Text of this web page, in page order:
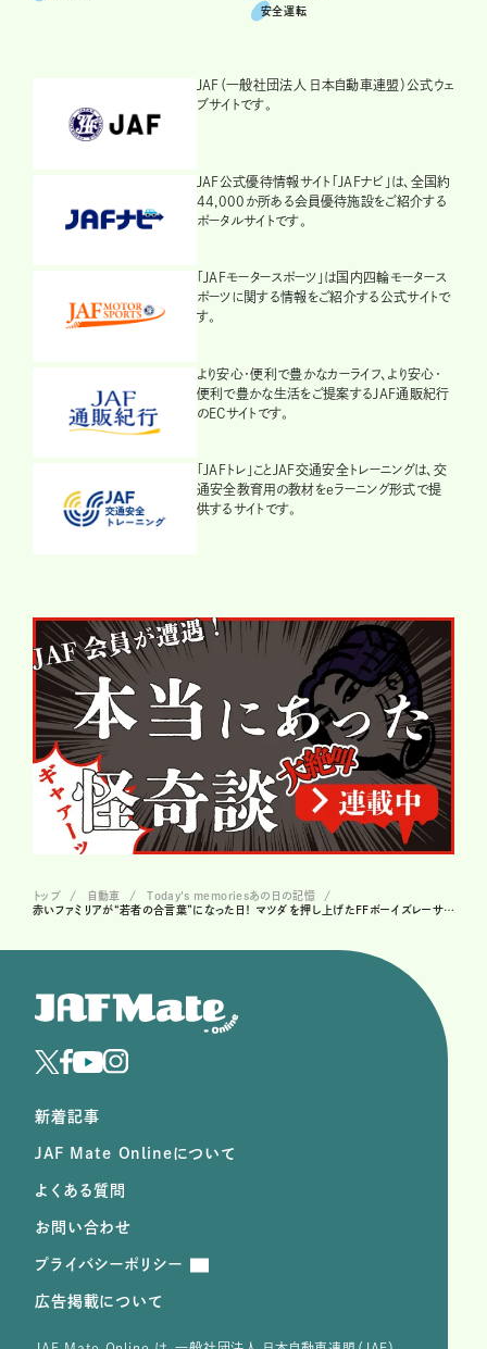
安全運転
JAF（一般社団法人 日本自動車連盟）公式ウェ
ブサイトです。
JAF公式優待情報サイト「JAFナビ」は、全国約
44,000か所ある会員優待施設をご紹介する
ポータルサイトです。
「JAFモータースポーツ」は国内四輪モータース
ポーツに関する情報をご紹介する公式サイトで
す。
より安心・便利で豊かなカーライフ、より安心・
便利で豊かな生活をご提案するJAF通販紀行
のECサイトです。
「JAFトレ」ことJAF交通安全トレーニングは、交
通安全教育用の教材をeラーニング形式で提
供するサイトです。
トップ 自動車
Today's memoriesあの日の記憶
赤いファミリアが“若者の合言葉”になった日！ マツダを押し上げたFFボーイズレーサーの素顔
新着記事
JAF Mate Onlineについて
よくある質問
お問い合わせ
プライバシーポリシー
広告掲載について